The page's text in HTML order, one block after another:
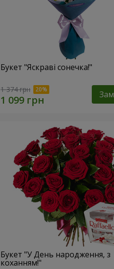
Букет "Яскраві сонечка!"
1 374 грн
Букет "У День народження, з
коханням!"